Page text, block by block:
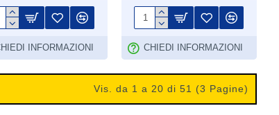
INFORMAZIONI CHIEDI INFORMAZIONI
Vis. da 1 a 20 di 51 (3 Pagine)